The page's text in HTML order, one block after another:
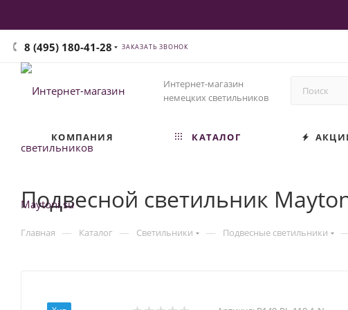
8 (495) 180-41-28 ЗАКАЗАТЬ ЗВОНОК
Интернет-магазин
немецких светильников
КОМПАНИЯ КАТАЛОГ
Подвесной светильник
Главная — Каталог — Светильники — Подвесные светильники